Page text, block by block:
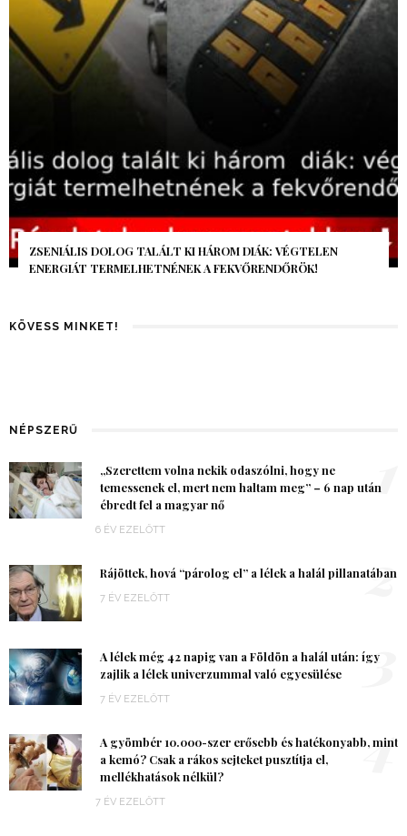
AZ AI-VILÁGVÉGE ÁRNYÉKA, CSAK PÁR ÓRA VOLT, MÉGIS AZ
EGÉSZ VILÁG MEGÉREZTE…
KÖVESS MINKET!
NÉPSZERŰ
„Szerettem volna nekik odaszólni, hogy ne
temessenek el, mert nem haltam meg” – 6 nap után
ébredt fel a magyar nő
6 ÉV EZELŐTT
1
Rájöttek, hová “párolog el” a lélek a halál pillanatában
7 ÉV EZELŐTT 2
A lélek még 42 napig van a Földön a halál után: így
zajlik a lélek univerzummal való egyesülése
7 ÉV EZELŐTT
3
A gyömbér 10.000-szer erősebb és hatékonyabb, mint
a kemó? Csak a rákos sejteket pusztítja el,
mellékhatások nélkül?
7 ÉV EZELŐTT
4